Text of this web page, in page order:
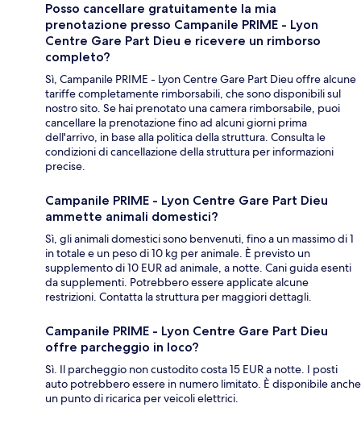
Posso cancellare gratuitamente la mia
prenotazione presso Campanile PRIME - Lyon
Centre Gare Part Dieu e ricevere un rimborso
completo?
Sì, Campanile PRIME - Lyon Centre Gare Part Dieu offre alcune
tariffe completamente rimborsabili, che sono disponibili sul
nostro sito. Se hai prenotato una camera rimborsabile, puoi
cancellare la prenotazione fino ad alcuni giorni prima
dell'arrivo, in base alla politica della struttura. Consulta le
condizioni di cancellazione della struttura per informazioni
precise.
Campanile PRIME - Lyon Centre Gare Part Dieu
ammette animali domestici?
Sì, gli animali domestici sono benvenuti, fino a un massimo di 1
in totale e un peso di 10 kg per animale. È previsto un
supplemento di 10 EUR ad animale, a notte. Cani guida esenti
da supplementi. Potrebbero essere applicate alcune
restrizioni. Contatta la struttura per maggiori dettagli.
Campanile PRIME - Lyon Centre Gare Part Dieu
offre parcheggio in loco?
Sì. Il parcheggio non custodito costa 15 EUR a notte. I posti
auto potrebbero essere in numero limitato. È disponibile anche
un punto di ricarica per veicoli elettrici.